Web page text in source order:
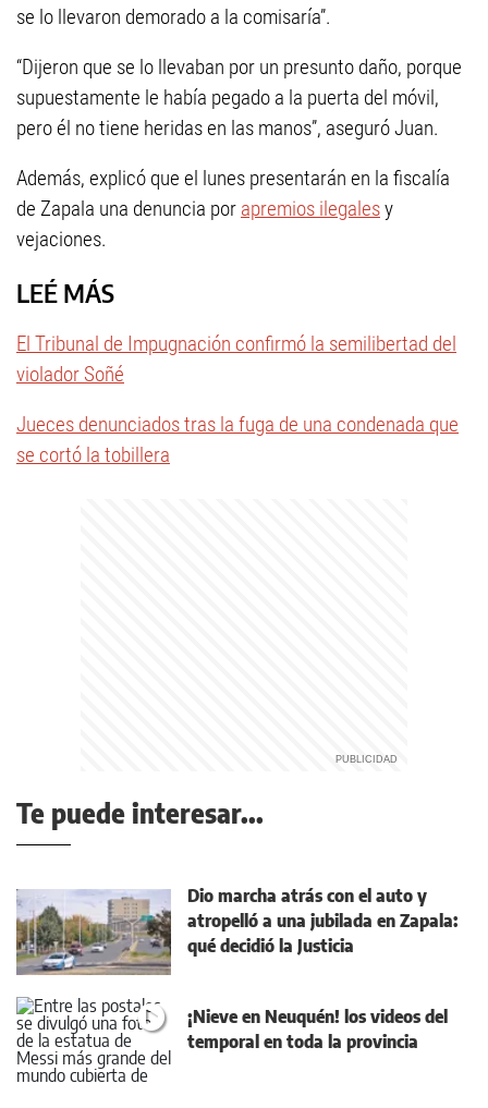
se lo llevaron demorado a la comisaría”.
“Dijeron que se lo llevaban por un presunto daño, porque
supuestamente le había pegado a la puerta del móvil,
pero él no tiene heridas en las manos”, aseguró Juan.
Además, explicó que el lunes presentarán en la fiscalía
de Zapala una denuncia por apremios ilegalesy
vejaciones.
LEÉ MÁS
El Tribunal de Impugnación confirmó la semilibertad del
violador Soñé
Jueces denunciados tras la fuga de una condenada que
se cortó la tobillera
Te puede interesar...
Dio marcha atrás con el auto y
atropelló a una jubilada en Zapala:
qué decidió la Justicia
¡Nieve en Neuquén! los videos del
temporal en toda la provincia